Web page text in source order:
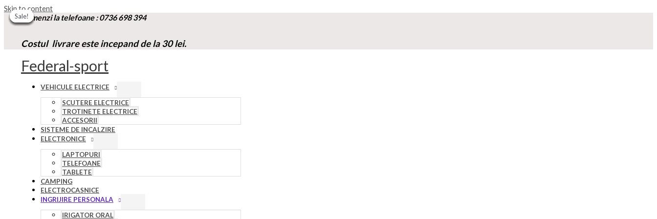
Skip to content
Comenzi la telefoane :0736 698 394
Costul livrare este incepand de la 30 lei.
Federal-sport
VEHICULE ELECTRICE
SCUTERE ELECTRICE
TROTINETE ELECTRICE
ACCESORII
SISTEME DE INCALZIRE
ELECTRONICE
LAPTOPURI
TELEFOANE
TABLETE
CAMPING
ELECTROCASNICE
INGRIJIRE PERSONALA
IRIGATOR ORAL
Sale!
Sale!
Sale!
Sale!
Sale!
Sale!
Sale!